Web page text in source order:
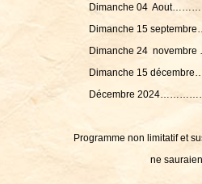
Dimanche 04
Dimanche 15
Dimanche 24 novembre
Dimanche 15
Décembre
Programme non limitatif et
ne